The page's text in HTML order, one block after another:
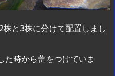
と3株に分けて配置しまし
た時から蕾をつけていま